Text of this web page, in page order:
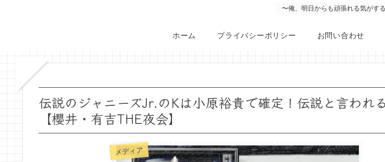
〜俺、明日からも頑張れる気がす
ホーム プライバシーポリシー お問い合わせ
伝説のジャニーズJr.のKは小原裕貴で確定！伝説と言われ
【櫻井・有吉THE夜会】
メディア